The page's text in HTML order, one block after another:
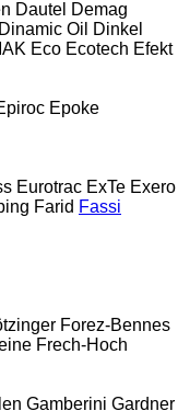
Dautel Demag
Dinamic Oil
Dinkel
Eco Ecotech Efekt
Epoke
Eurotrac ExTe Exero
Farid Fassi
Forez-Bennes
Frech-Hoch
Gamberini Gardner